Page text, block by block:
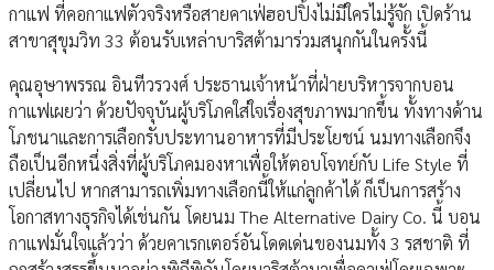
กาแฟ ที่คอกาแฟตัวจริงหรือสายคาเฟ่ฮอปปิ้งไม่มีใครไม่รู้จัก เปิดร้าน
สาขาสุขุมวิท 33 ต้อนรับเหล่าบาริสต้ามาร่วมสนุกกันในครั้งนี้
คุณอุษาพรรณ อินทีวรวงศ์ ประธานเจ้าหน้าที่ฝ่ายบริหารจากบอน
กาแฟเผยว่า ด้วยปัจจุบันผู้บริโภคใส่ใจเรื่องสุขภาพมากขึ้น ทั้งทางด้าน
โภชนาและการเลือกรับประทานอาหารที่มีประโยชน์ นมทางเลือกจึง
ถือเป็นอีกหนึ่งสิ่งที่ผู้บริโภคมองหาเพื่อให้ตอบโจทย์กับ Life Style ที่
เปลี่ยนไป หากสามารถเพิ่มทางเลือกนี้ให้แก่ลูกค้าได้ ก็เป็นการสร้าง
โอกาสทางธุรกิจได้เช่นกัน โดยนม The Alternative Dairy Co. นี้ บอน
กาแฟมั่นใจแล้วว่า ด้วยคาเรกเตอร์อันโดดเด่นของนมทั้ง 3 รสชาติ ที่